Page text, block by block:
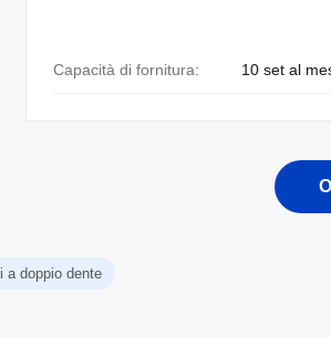
Capacità di fornitura: 10 set al
a doppio dente